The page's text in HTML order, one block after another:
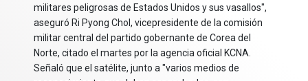
militares peligrosas de Estados Unidos y sus vasallos",
aseguró Ri Pyong Chol, vicepresidente de la comisión
militar central del partido gobernante de Corea del
Norte, citado el martes por la agencia oficial KCNA.
Señaló que el satélite, junto a "varios medios de